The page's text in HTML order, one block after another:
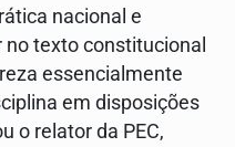
nacional e
texto constitucional
essencialmente
em disposições
o relator da PEC,